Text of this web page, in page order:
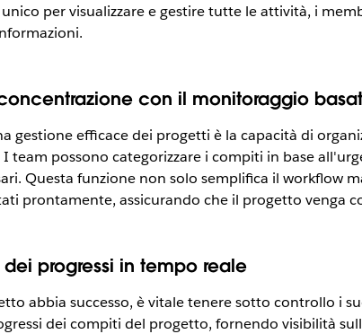
per visualizzare e gestire tutte le attività, i
con il monitoraggio
gestione efficace dei progetti è la capacità di
team possono categorizzare i compiti in base
Questa funzione non solo semplifica il workflow
prontamente, assicurando che il progetto venga
progressi in tempo reale
abbia successo, è vitale tenere sotto controllo i
dei compiti del progetto, fornendo visibilità